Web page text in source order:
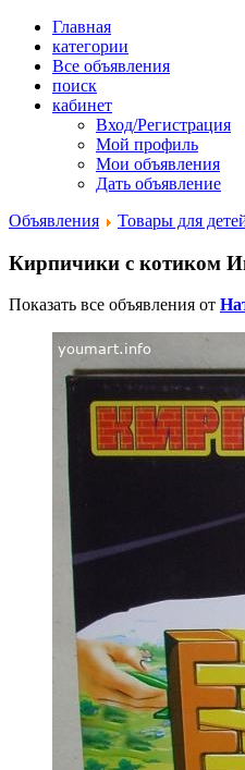
Главная
категории
Все объявления
поиск
кабинет
Вход/Регистрация
Мой профиль
Мои объявления
Дать объявление
Объявления
Товары для
Кирпичики с котиком
Показать все объявления от